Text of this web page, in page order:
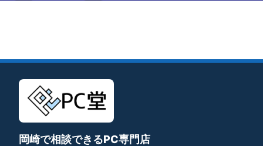
岡崎で相談できるPC専門店